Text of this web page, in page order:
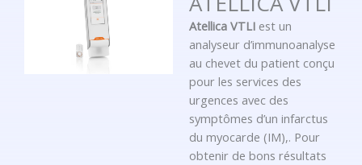
Atellica VTLI est un
analyseur d’immunoanalyse
au chevet du patient conçu
pour les services des
urgences avec des
symptômes d’un infarctus
du myocarde (IM),. Pour
obtenir de bons résultats